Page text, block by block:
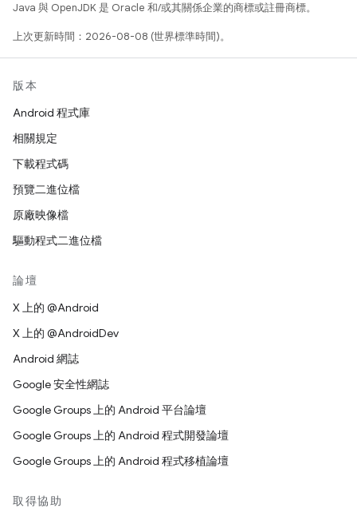
Java 與 OpenJDK 是 Oracle 和/或其關係企業的商標或註冊商標。
上次更新時間：2026-08-08 (世界標準時間)。
版本
Android 程式庫
相關規定
下載程式碼
預覽二進位檔
原廠映像檔
驅動程式二進位檔
論壇
X 上的 @Android
X 上的 @AndroidDev
Android 網誌
Google 安全性網誌
Google Groups 上的 Android 平台論壇
Google Groups 上的 Android 程式開發論壇
Google Groups 上的 Android 程式移植論壇
取得協助